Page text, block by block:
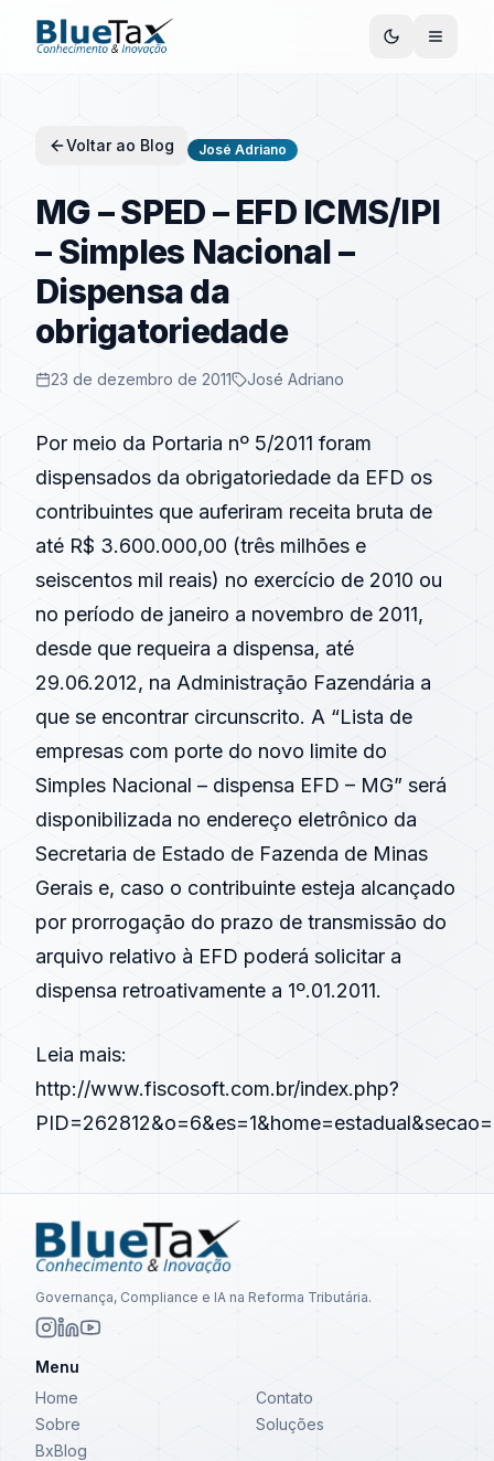
Voltar ao Blog José Adriano
MG – SPED – EFD ICMS/IPI
– Simples Nacional –
Dispensa da
obrigatoriedade
23 de dezembro de 2011 José Adriano
Por meio da Portaria nº 5/2011 foram
dispensados da obrigatoriedade da EFD os
contribuintes que auferiram receita bruta de
até R$ 3.600.000,00 (três milhões e
seiscentos mil reais) no exercício de 2010 ou
no período de janeiro a novembro de 2011,
desde que requeira a dispensa, até
29.06.2012, na Administração Fazendária a
que se encontrar circunscrito. A “Lista de
empresas com porte do novo limite do
Simples Nacional – dispensa EFD – MG” será
disponibilizada no endereço eletrônico da
Secretaria de Estado de Fazenda de Minas
Gerais e, caso o contribuinte esteja alcançado
por prorrogação do prazo de transmissão do
arquivo relativo à EFD poderá solicitar a
dispensa retroativamente a 1º.01.2011.
Leia mais:
http://www.fiscosoft.com.br/index.php?
Governança, Compliance e IA na Reforma Tributária.
Menu
Home
Contato
Sobre
Soluções
BxBlog